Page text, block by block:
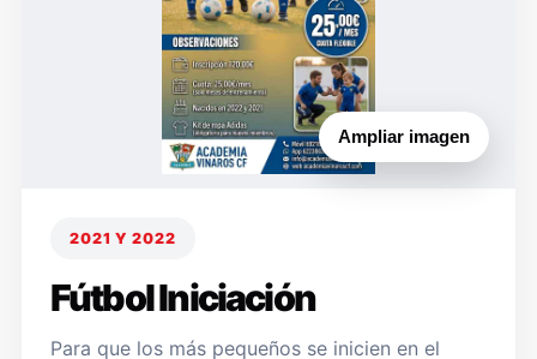
Ampliar imagen
2021 Y 2022
Fútbol Iniciación
Para que los más pequeños se inicien en el